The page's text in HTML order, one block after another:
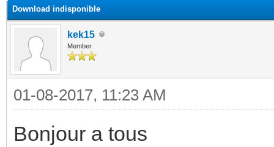
Download indisponible
kek15
Member
01-08-2017, 11:23 AM
Bonjour a tous